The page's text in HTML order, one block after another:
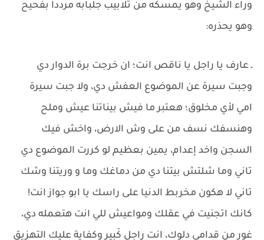
وراء الشيخ وهو يمسكه من تلابيب جلبابه مرددا بفحيح
وهو يحذره:
ـ عارف يا راجل يا ناقص انت؛ ان خرجت برة الدوار دي
وجبت سيرة عن الموضوع العفش دي، ولا جبت سيرة
امي لأي مخلوق؛ هعتبر ما فيش بيناتنا عيش وملح
وهنسفك نسف من على وش الارض، واخش فيك
السجن واخد إعدام، يمين بعظيم لو كررت الموضوع دي
تاني وما شلتش بيتنا دي من دماغك وما و وريتنا وشك
تاني لا هكون مخربط الدنيا على راسك يا ابو جواز انت!
كانك اتجنيت في عقلك ومواعيش للي انت هتعمله دي،
غور من قدامي دلوك، انت راجل كَبير وكفاية عليك التهزيق